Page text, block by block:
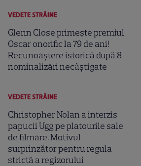
VEDETE STRĂINE
Glenn Close primește premiul
Oscar onorific la 79 de ani!
Recunoaștere istorică după 8
nominalizări necâștigate
VEDETE STRĂINE
Christopher Nolan a interzis
papucii Ugg pe platourile sale
de filmare. Motivul
surprinzător pentru regula
strictă a regizorului